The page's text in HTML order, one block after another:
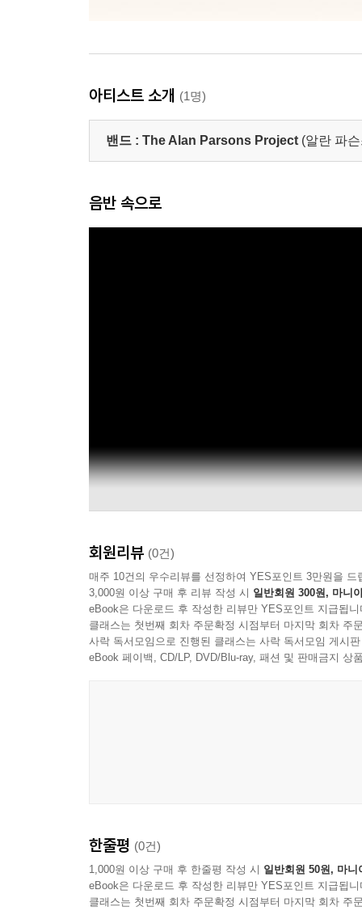
아티스트 소개 (1명)
밴드 : The Alan Parsons Project (알란 파
음반 속으로
회원리뷰 (0건)
매주 10건의 우수리뷰를 선정하여 YES포인트 3만원을 드
3,000원 이상 구매 후 리뷰 작성 시 일반회원 300원, 마니
eBook은 다운로드 후 작성한 리뷰만 YES포인트 지급됩니
클래스는 첫번째 회차 주문확정 시점부터 마지막 회차 주
사락 독서모임으로 진행된 클래스는 사락 독서모임 게시
eBook 페이백, CD/LP, DVD/Blu-ray, 패션 및 판매금지 상
한줄평 (0건)
1,000원 이상 구매 후 한줄평 작성 시 일반회원 50원, 마니
eBook은 다운로드 후 작성한 리뷰만 YES포인트 지급됩니
클래스는 첫번째 회차 주문확정 시점부터 마지막 회차 주